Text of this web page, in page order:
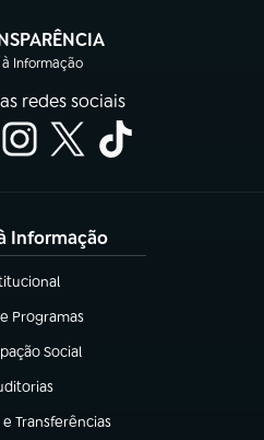
à Informação
(abre em nova aba)
redes sociais
Informação
em nova aba)
Programas
nova aba)
Social
nova aba)
em nova aba)
Transferências
aba)